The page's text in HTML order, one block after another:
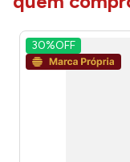
30%OFF